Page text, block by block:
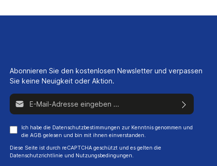
Abonnieren Sie den kostenlosen Newsletter und verpassen
Sie keine Neuigkeit oder Aktion.
E-Mail-Adresse*
Ich habe die Datenschutzbestimmungen zur Kenntnis genommen und
die AGB gelesen und bin mit ihnen einverstanden.
Diese Seite ist durch reCAPTCHA geschützt und es gelten die
Datenschutzrichtlinie und Nutzungsbedingungen